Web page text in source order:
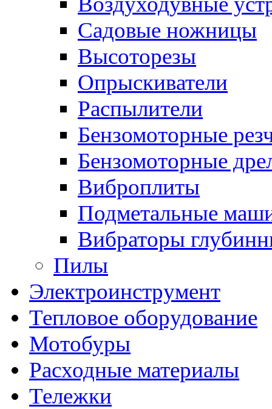
Садовые ножницы
Высоторезы
Опрыскиватели
Распылители
Бензомоторные
Бензомоторные
Виброплиты
Подметальные
Вибраторы
Пилы
Электроинструмент
Тепловое оборудование
Мотобуры
Расходные материалы
Тележки